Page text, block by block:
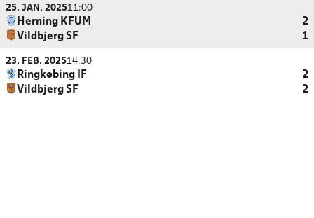
25. JAN. 202511:00
Herning KFUM
2
Vildbjerg SF
1
23. FEB. 202514:30
Ringkøbing IF
2
Vildbjerg SF
2